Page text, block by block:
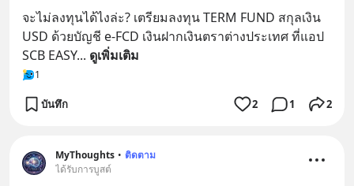
จะไม่ลงทุนได้ไงล่ะ? เตรียมลงทุน TERM FUND สกุลเงิน
USD ด้วยบัญชี e-FCD เงินฝากเงินตราต่างประเทศ ที่แอป
SCB EASY... ดูเพิ่มเติม
1
บันทึก 2 1 2
MyThoughts • ติดตาม
ได้รับการบูสต์